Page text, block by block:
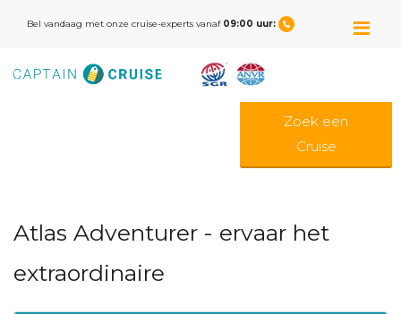
Bel vandaag met onze cruise-experts vanaf 09:00 uur:
Zoek een
Cruise
Atlas Adventurer - ervaar het
extraordinaire